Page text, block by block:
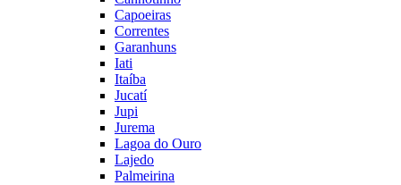
Capoeiras
Correntes
Garanhuns
Iati
Itaíba
Jucatí
Jupi
Jurema
Lagoa do Ouro
Lajedo
Palmeirina